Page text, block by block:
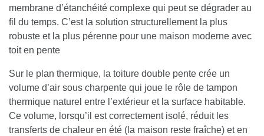
membrane d’étanchéité complexe qui peut se dégrader au
fil du temps. C’est la solution structurellement la plus
robuste et la plus pérenne pour une maison moderne avec
toit en pente
Sur le plan thermique, la toiture double pente crée un
volume d’air sous charpente qui joue le rôle de tampon
thermique naturel entre l’extérieur et la surface habitable.
Ce volume, lorsqu’il est correctement isolé, réduit les
transferts de chaleur en été (la maison reste fraîche) et en